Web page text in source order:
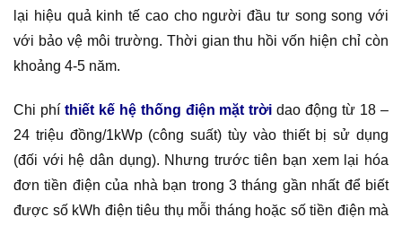
lại hiệu quả kinh tế cao cho người đầu tư song song với
với bảo vệ môi trường. Thời gian thu hồi vốn hiện chỉ còn
khoảng 4-5 năm.
Chi phí thiết kế hệ thống điện mặt trời dao động từ 18 –
24 triệu đồng/1kWp (công suất) tùy vào thiết bị sử dụng
(đối với hệ dân dụng). Nhưng trước tiên bạn xem lại hóa
đơn tiền điện của nhà bạn trong 3 tháng gần nhất để biết
được số kWh điện tiêu thụ mỗi tháng hoặc số tiền điện mà